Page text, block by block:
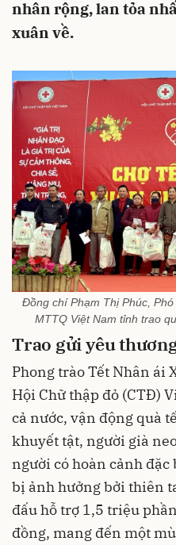
nhân rộng, lan tỏa
xuân về.
Đồng chí Phạm Thị Phúc,
MTTQ Việt Nam tỉnh trao
Trao gửi yêu
Phong trào Tết Nhân ái
Hội Chữ thập đỏ (CTĐ)
cả nước, vận động quà
khuyết tật, người già
người có hoàn cảnh
bị ảnh hưởng bởi thiên
đấu hỗ trợ 1,5 triệu
đồng, mang đến một